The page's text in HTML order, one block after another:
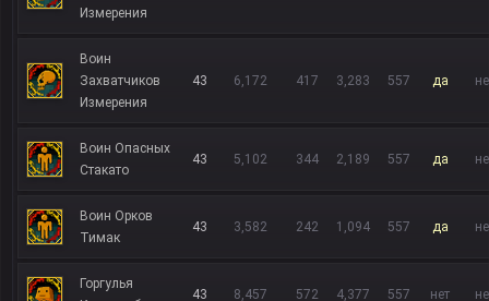
Измерения
Воин
Захватчиков
Измерения
43 6,172 417 3,283 557 да
Воин Опасных
Стакато
43 5,102 344 2,189 557 да
Воин Орков
Тимак
43 3,582 242 1,094 557 да
Горгулья
43 8,457 572 4,377 557 нет